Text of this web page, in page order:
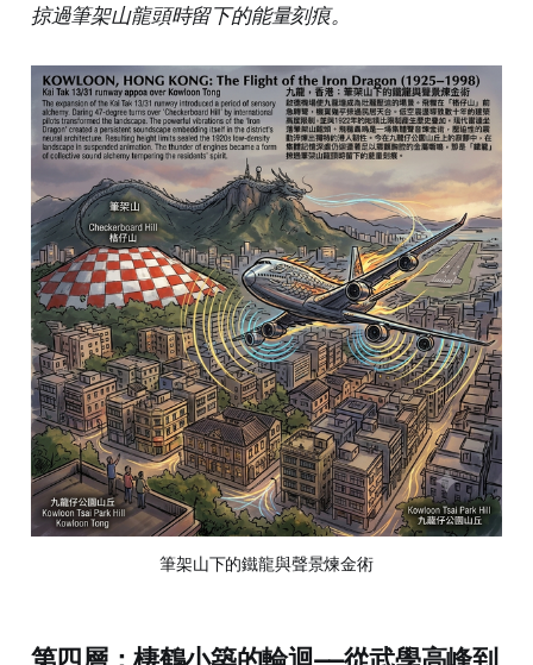
掠過筆架山龍頭時留下的能量刻痕。
筆架山下的鐵龍與聲景煉金術